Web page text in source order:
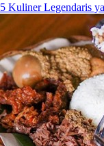
5 Kuliner Legendaris